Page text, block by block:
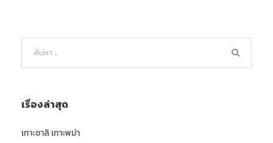
เรื่องล่าสุด
เกาะซาลิ เกาะพม่า